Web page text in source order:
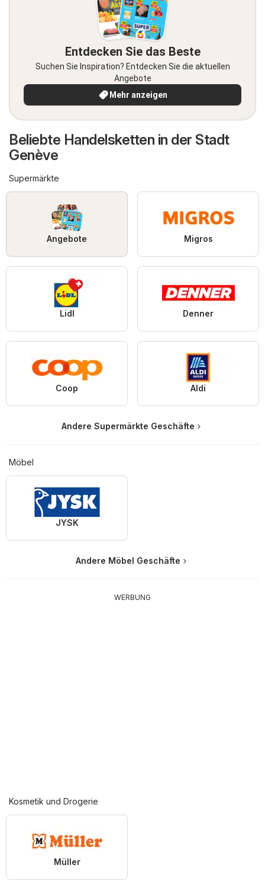
Entdecken Sie das Beste
Suchen Sie Inspiration? Entdecken Sie die aktuellen
Angebote
Mehr anzeigen
Beliebte Handelsketten in der Stadt
Genève
Supermärkte
Angebote Migros
Lidl Denner
Coop Aldi
Andere Supermärkte Geschäfte
Möbel
JYSK
Andere Möbel Geschäfte
WERBUNG
Kosmetik und Drogerie
Müller